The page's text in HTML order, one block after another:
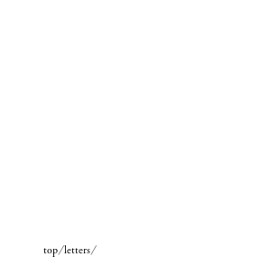
top letters